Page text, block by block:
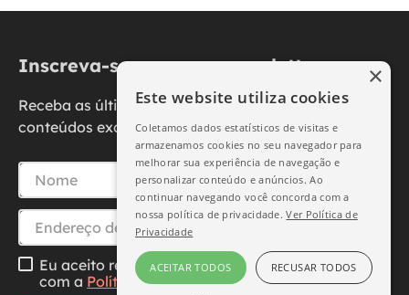
Inscreva-se na nossa newsletter
Receba as últimas novidades, promoções e
conteúdos exclusivos diretamente no seu e-mail.
Eu aceito receber essa newsletter, li e concordo
com a Política de Privacidade
Este website utiliza cookies
Coletamos dados estatísticos de visitas e
armazenamos cookies no seu navegador para
melhorar sua experiência de navegação e
personalizar conteúdo e anúncios. Ao
continuar navegando você concorda com a
nossa política de privacidade.Ver Política de
Privacidade
ACEITAR TODOS RECUSAR TODOS
×